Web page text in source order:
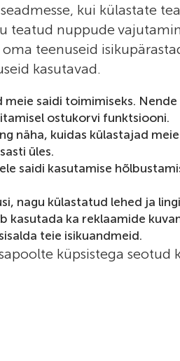
kui külastate
teatud nuppude
teenuseid
kasutavad.
saidi toimimiseks.
ostukorvi funktsiooni.
näha, kuidas külastajad
üles.
saidi kasutamise
nagu külastatud lehed ja
kasutada ka reklaamide
teie isikuandmeid.
küpsistega seotud